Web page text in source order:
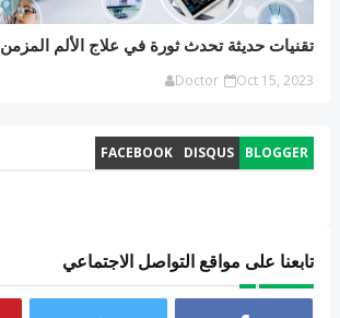
تقنيات حديثة تحدث ثورة في علاج الألم المزمن
Doctor Oct 15, 2023
BLOGGER
DISQUS
FACEBOOK
تابعنا على مواقع التواصل الاجتماعي